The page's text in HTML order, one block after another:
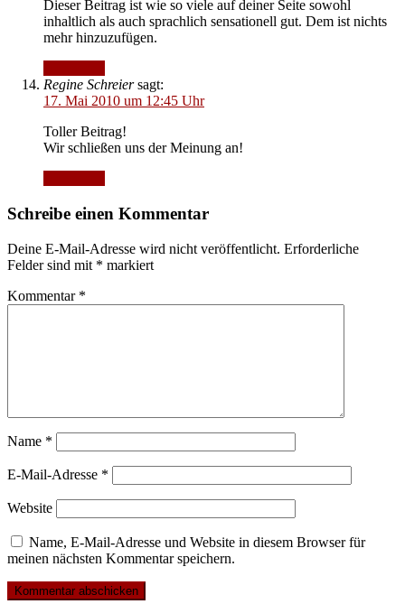
Dieser Beitrag ist wie so viele auf deiner Seite sowohl
inhaltlich als auch sprachlich sensationell gut. Dem ist nichts
mehr hinzuzufügen.
Regine Schreier sagt:
17. Mai 2010 um 12:45 Uhr
Toller Beitrag!
Wir schließen uns der Meinung an!
Schreibe einen Kommentar
Deine E-Mail-Adresse wird nicht veröffentlicht. Erforderliche
Felder sind mit * markiert
Kommentar *
Name *
E-Mail-Adresse *
Website
Name, E-Mail-Adresse und Website in diesem Browser für
meinen nächsten Kommentar speichern.